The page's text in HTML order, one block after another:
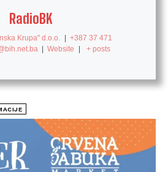
RadioBK
Krupa" d.o.o. | +387 37 471
| Website | + posts